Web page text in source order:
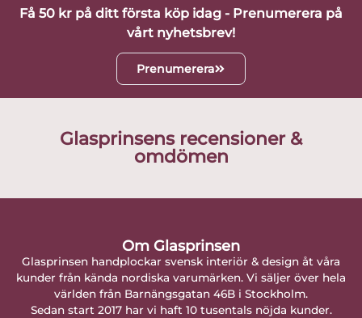
Få 50 kr på ditt första köp idag - Prenumerera på
vårt nyhetsbrev!
Prenumerera
Glasprinsens recensioner &
omdömen
Om Glasprinsen
Glasprinsen handplockar svensk interiör & design åt våra
kunder från kända nordiska varumärken. Vi säljer över hela
världen från Barnängsgatan 46B i Stockholm.
Sedan start 2017 har vi haft 10 tusentals nöjda kunder.